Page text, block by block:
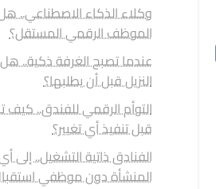
وكلاء الذكاء الاصطناعي..
الموظف الرقمي المستقل؟
عندما تصبح الغرفة ذكية..
النزيل قبل أن يطلبها؟
التوأم الرقمي للفندق..
قبل تنفيذ أي تغيير؟
الفنادق ذاتية التشغيل..
المنشأة دون موظفي